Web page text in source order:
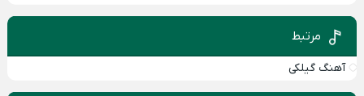
مرتبط
آهنگ گیلکی